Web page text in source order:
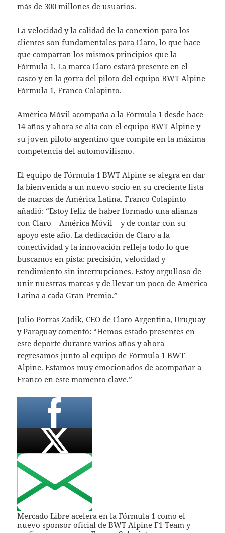
más de 300 millones de usuarios.
La velocidad y la calidad de la conexión para los
clientes son fundamentales para Claro, lo que hace
que compartan los mismos principios que la
Fórmula 1. La marca Claro estará presente en el
casco y en la gorra del piloto del equipo BWT Alpine
Fórmula 1, Franco Colapinto.
América Móvil acompaña a la Fórmula 1 desde hace
14 años y ahora se alía con el equipo BWT Alpine y
su joven piloto argentino que compite en la máxima
competencia del automovilismo.
El equipo de Fórmula 1 BWT Alpine se alegra en dar
la bienvenida a un nuevo socio en su creciente lista
de marcas de América Latina. Franco Colapinto
añadió: “Estoy feliz de haber formado una alianza
con Claro – América Móvil – y de contar con su
apoyo este año. La dedicación de Claro a la
conectividad y la innovación refleja todo lo que
buscamos en pista: precisión, velocidad y
rendimiento sin interrupciones. Estoy orgulloso de
unir nuestras marcas y de llevar un poco de América
Latina a cada Gran Premio.”
Julio Porras Zadik, CEO de Claro Argentina, Uruguay
y Paraguay comentó: “Hemos estado presentes en
este deporte durante varios años y ahora
regresamos junto al equipo de Fórmula 1 BWT
Alpine. Estamos muy emocionados de acompañar a
Franco en este momento clave.”
Mercado Libre acelera en la Fórmula 1 como el
nuevo sponsor oficial de BWT Alpine F1 Team y